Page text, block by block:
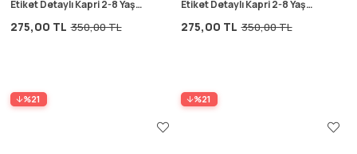
Etiket Detaylı Kapri 2-8 Yaş
275,00 TL 350,00 TL
%21
Etiket Detaylı Kapri 2-8 Yaş
275,00 TL 350,00 TL
%21